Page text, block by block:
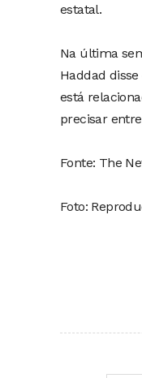
estatal.
Na última
Haddad
está
precisar
Fonte: The
Foto: